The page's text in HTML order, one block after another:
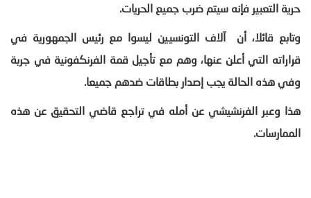
حرية التعبير فإنه سيتم ضرب جميع الحريات.
وتابع قائلا، أن آلاف التونسيين ليسوا مع رئيس الجمهورية في
قراراته التي أعلن عنها، وهم مع تأجيل قمة الفرنكفونية في جربة
وفي هذه الحالة يجب إصدار بطاقات ضدهم جميعا.
هذا وعبر الفرنشيشي عن أمله في تراجع قاضي التحقيق عن هذه
الممارسات.